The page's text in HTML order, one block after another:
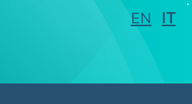
EN IT